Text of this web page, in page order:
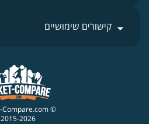
© Ticket-Compare.com
2015-2026
קישורים שימושיים